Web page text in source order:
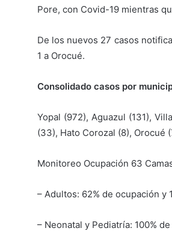
Pore, con Covid-19 mientras
De los nuevos 27 casos
1 a Orocué.
Consolidado casos por
Yopal (972), Aguazul (131),
(33), Hato Corozal (8), Orocué
Monitoreo Ocupación 63
– Adultos: 62% de ocupación y
– Neonatal y Pediatría: 100%